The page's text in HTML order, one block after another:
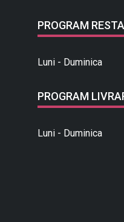
PROGRAM
Luni - Duminica
PROGRAM
Luni - Duminica